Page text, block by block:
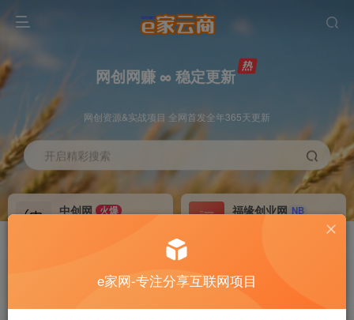
网创网赚 ∞ 稳定更新
网创资源&实战项目 全网首发全年365天更新
开启精彩搜索
中创网 火爆
福缘创业网 NB
永久VIP价值198元
免费下载全站资源
e家网-专注分享互联网项目